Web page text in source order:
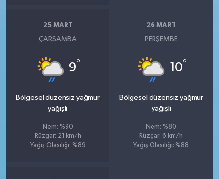
25 MART
ÇARŞAMBA
9°
Bölgesel düzensiz yağmur
yağışlı
Nem: %90
Rüzgar: 21 km/h
Yağış Olasılığı: %89
26 MART
PERŞEMBE
10°
Bölgesel düzensiz yağmur
yağışlı
Nem: %80
Rüzgar: 6 km/h
Yağış Olasılığı: %88